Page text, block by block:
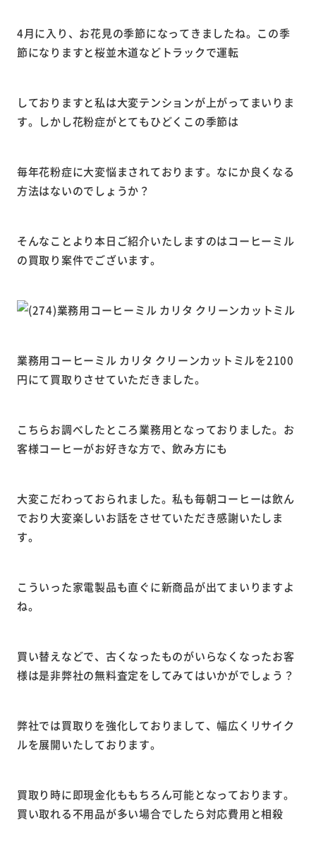
4月に入り、お花見の季節になってきましたね。この季
節になりますと桜並木道などトラックで運転
しておりますと私は大変テンションが上がってまいりま
す。しかし花粉症がとてもひどくこの季節は
毎年花粉症に大変悩まされております。なにか良くなる
方法はないのでしょうか？
そんなことより本日ご紹介いたしますのはコーヒーミル
の買取り案件でございます。
業務用コーヒーミル カリタ クリーンカットミルを2100
円にて買取りさせていただきました。
こちらお調べしたところ業務用となっておりました。お
客様コーヒーがお好きな方で、飲み方にも
大変こだわっておられました。私も毎朝コーヒーは飲ん
でおり大変楽しいお話をさせていただき感謝いたしま
す。
こういった家電製品も直ぐに新商品が出てまいりますよ
ね。
買い替えなどで、古くなったものがいらなくなったお客
様は是非弊社の無料査定をしてみてはいかがでしょう？
弊社では買取りを強化しておりまして、幅広くリサイク
ルを展開いたしております。
買取り時に即現金化ももちろん可能となっております。
買い取れる不用品が多い場合でしたら対応費用と相殺